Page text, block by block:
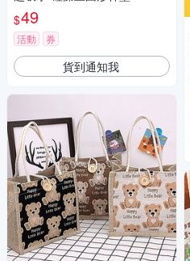
$49
活動 券
貨到通知我